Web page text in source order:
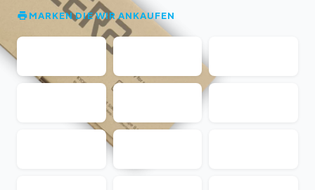
MARKEN DIE WIR ANKAUFEN